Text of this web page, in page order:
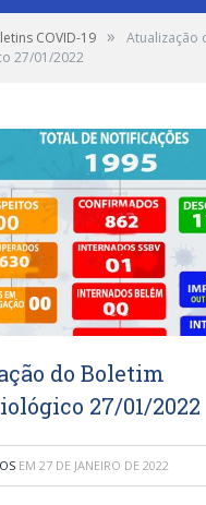
COVID-19 »
Atualização
27/01/2022
do Boletim
27/01/2022
EM 27 DE JANEIRO DE 2022